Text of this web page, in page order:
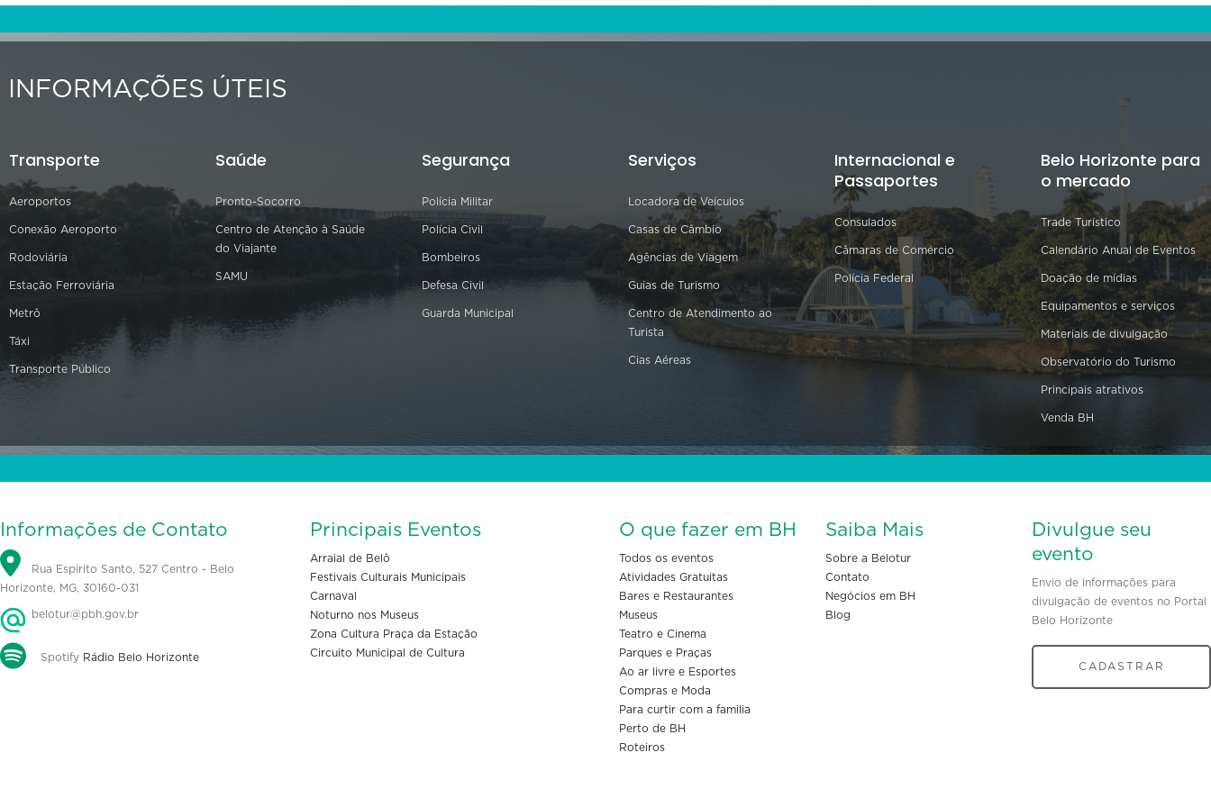
INFORMAÇÕES ÚTEIS
Transporte
Aeroportos
Conexão Aeroporto
Rodoviária
Estação Ferroviária
Metrô
Táxi
Transporte Público
Saúde
Pronto-Socorro
Centro de Atenção à Saúde
do Viajante
SAMU
Segurança
Polícia Militar
Polícia Civil
Bombeiros
Defesa Civil
Guarda Municipal
Serviços
Locadora de Veículos
Casas de Câmbio
Agências de Viagem
Guias de Turismo
Centro de Atendimento ao
Turista
Cias Aéreas
Internacional e
Passaportes
Consulados
Câmaras de Comércio
Polícia Federal
Belo Horizonte para
o mercado
Trade Turístico
Calendário Anual de Eventos
Doação de mídias
Equipamentos e serviços
Materiais de divulgação
Observatório do Turismo
Principais atrativos
Venda BH
Informações de Contato
Rua Espírito Santo, 527 Centro - Belo
Horizonte, MG, 30160-031
belotur@pbh.gov.br
Spotify Rádio Belo Horizonte
Principais Eventos
Arraial de Belô
Festivais Culturais Municipais
Carnaval
Noturno nos Museus
Zona Cultura Praça da Estação
Circuito Municipal de Cultura
O que fazer em BH
Todos os eventos
Atividades Gratuitas
Bares e Restaurantes
Museus
Teatro e Cinema
Parques e Praças
Ao ar livre e Esportes
Compras e Moda
Para curtir com a familia
Perto de BH
Roteiros
Saiba Mais
Sobre a Belotur
Contato
Negócios em BH
Blog
Divulgue seu
evento
Envio de informações para
divulgação de eventos no Portal
Belo Horizonte
CADASTRAR